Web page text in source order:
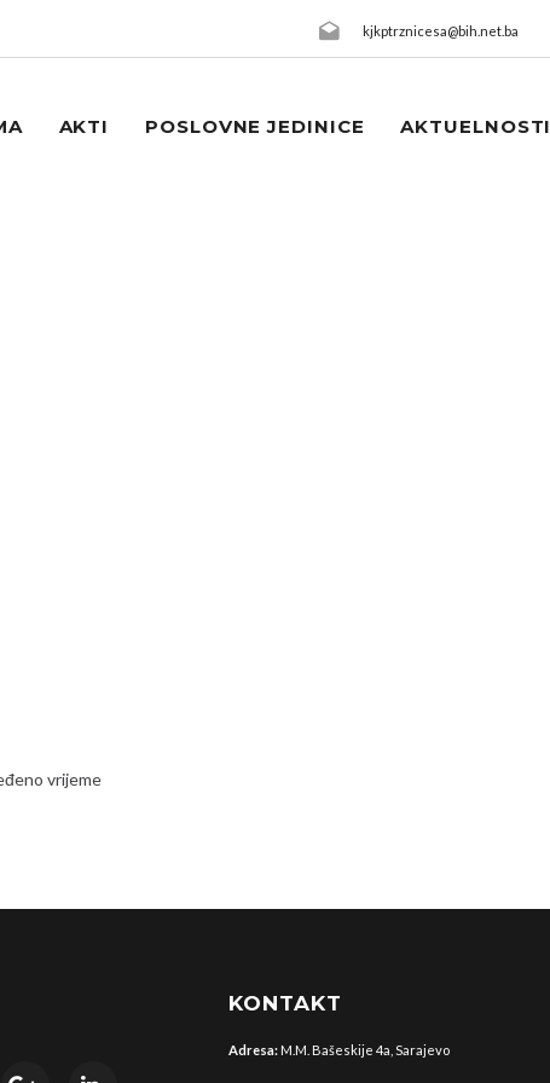
kjkptrznicesa@bih.net.ba
AKTI POSLOVNE JEDINICE AKTUELNOSTI
vrijeme
KONTAKT
Adresa:M.M. Bašeskije 4a, Sarajevo